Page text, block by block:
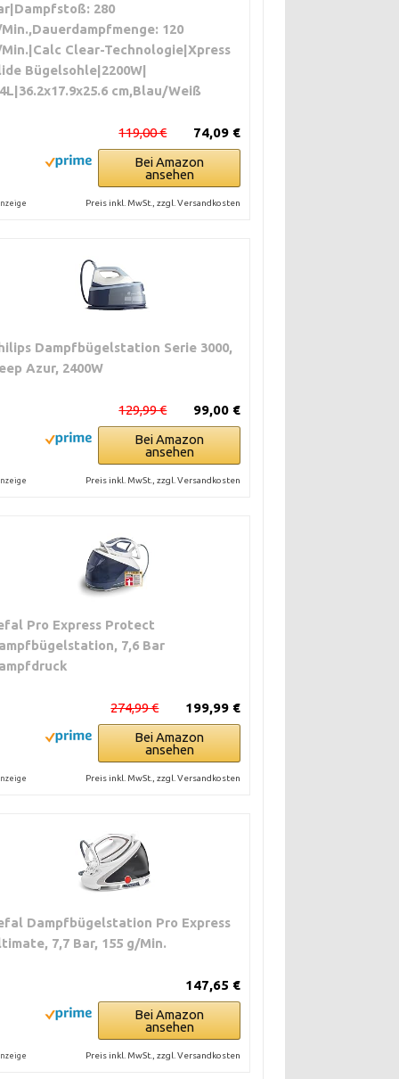
280
120
Clear-Technologie|Xpress
Bügelsohle|2200W|
cm,Blau/Weiß
74,09 €
119,00 €
Bei Amazon
ansehen
Preis inkl. MwSt., zzgl. Versandkosten
Dampfbügelstation Serie 3000,
Azur, 2400W
99,00 €
129,99 €
Bei Amazon
ansehen
Preis inkl. MwSt., zzgl. Versandkosten
Pro Express Protect
7,6 Bar
199,99 €
274,99 €
Bei Amazon
ansehen
Preis inkl. MwSt., zzgl. Versandkosten
Dampfbügelstation Pro Express
7,7 Bar, 155 g/Min.
147,65 €
Bei Amazon
ansehen
Preis inkl. MwSt., zzgl. Versandkosten